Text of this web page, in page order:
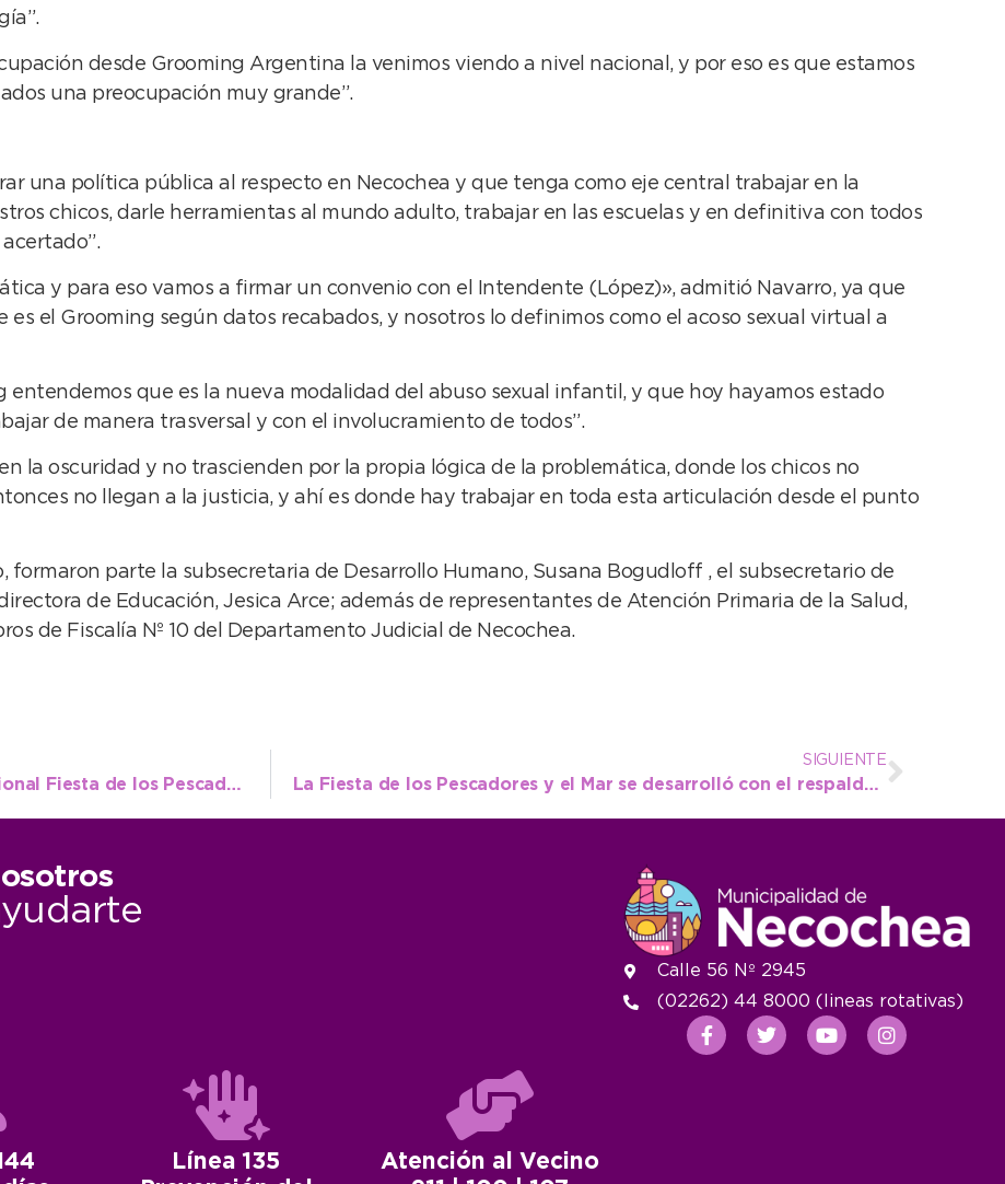
desde Grooming Argentina la venimos viendo a nivel nacional, y por eso es que estamos
una preocupación muy grande”.
una política pública al respecto en Necochea y que tenga como eje central trabajar en la
chicos, darle herramientas al mundo adulto, trabajar en las escuelas y en definitiva con todos
y para eso vamos a firmar un convenio con el Intendente (López)», admitió Navarro, ya que
es el Grooming según datos recabados, y nosotros lo definimos como el acoso sexual virtual a
entendemos que es la nueva modalidad del abuso sexual infantil, y que hoy hayamos estado
de manera trasversal y con el involucramiento de todos”.
la oscuridad y no trascienden por la propia lógica de la problemática, donde los chicos no
no llegan a la justicia, y ahí es donde hay trabajar en toda esta articulación desde el punto
formaron parte la subsecretaria de Desarrollo Humano, Susana Bogudloff , el subsecretario de
de Educación, Jesica Arce; además de representantes de Atención Primaria de la Salud,
de Fiscalía Nº 10 del Departamento Judicial de Necochea.
El ENTUR ultima detalles para la tradicional Fiesta de los Pescadores y el Mar
SIGUIENTE
La Fiesta de los Pescadores y el Mar se desarrolló con el respaldo de vecinos y turistas
Línea 135
Atención al Vecino
Calle 56 Nº 2945
(02262) 44 8000 (lineas rotativas)